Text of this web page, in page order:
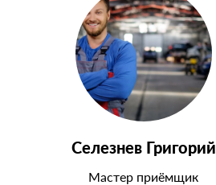
Селезнев Григорий
Мастер приёмщик